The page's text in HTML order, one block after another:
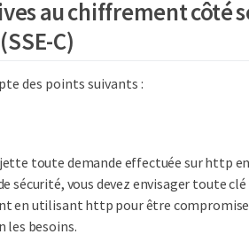
au chiffrement côté
C)
des points suivants :
toute demande effectuée sur http
sécurité, vous devez envisager toute clé
en utilisant http pour être
les besoins.